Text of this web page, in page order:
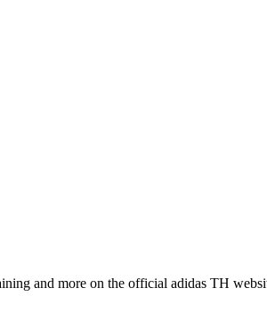
and more on the official adidas TH